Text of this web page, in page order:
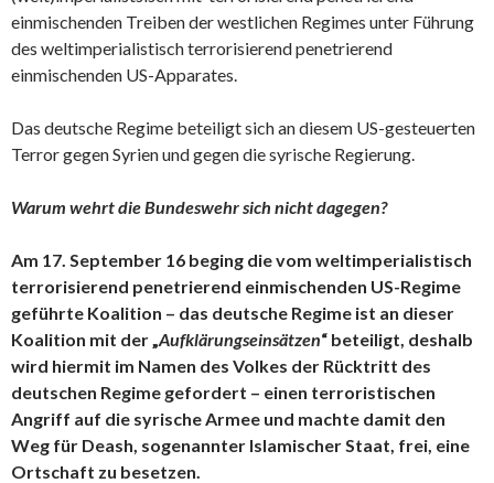
einmischenden Treiben der westlichen Regimes unter Führung
des weltimperialistisch terrorisierend penetrierend
einmischenden US-Apparates.
Das deutsche Regime beteiligt sich an diesem US-gesteuerten
Terror gegen Syrien und gegen die syrische Regierung.
Warum wehrt die Bundeswehr sich nicht dagegen?
Am 17. September 16 beging die vom weltimperialistisch
terrorisierend penetrierend einmischenden US-Regime
geführte Koalition – das deutsche Regime ist an dieser
Koalition mit der „Aufklärungseinsätzen“ beteiligt, deshalb
wird hiermit im Namen des Volkes der Rücktritt des
deutschen Regime gefordert – einen terroristischen
Angriff auf die syrische Armee und machte damit den
Weg für Deash, sogenannter Islamischer Staat, frei, eine
Ortschaft zu besetzen.